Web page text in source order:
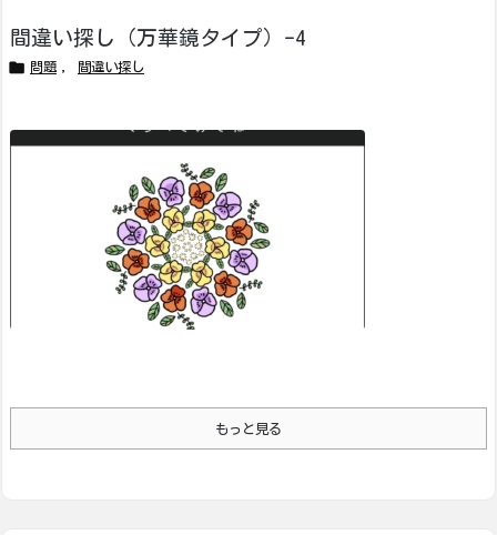
間違い探し（万華鏡タイプ）-4
 問題 間違い探し
もっと見る